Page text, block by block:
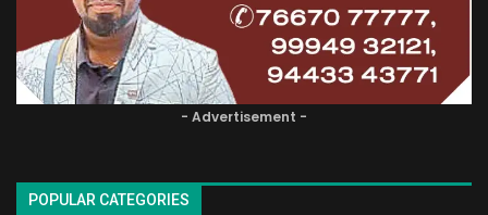
- Advertisement -
POPULAR CATEGORIES